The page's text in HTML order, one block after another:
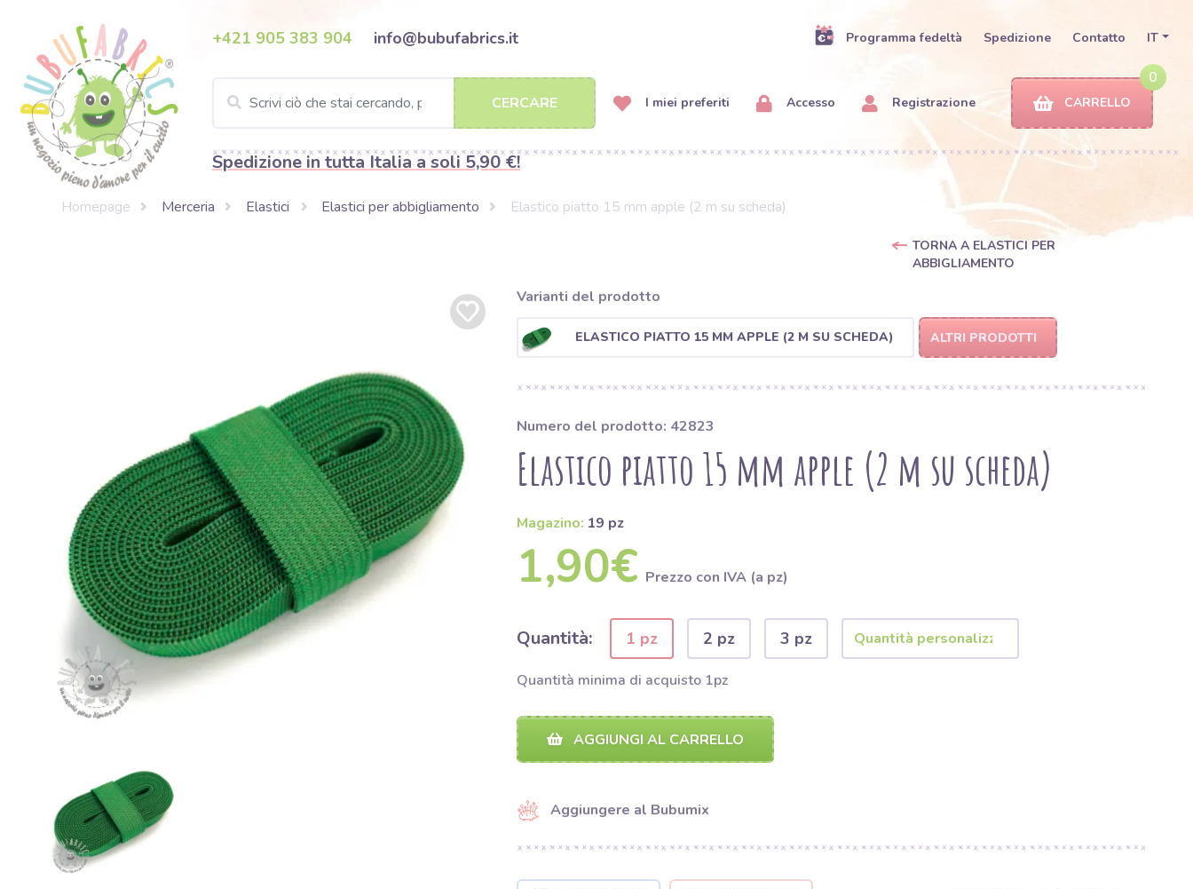
+421 905 383 904 info@bubufabrics.it Programma fedeltà Spedizione Contatto IT
CERCARE I miei preferiti Accesso Registrazione
0
CARRELLO
Spedizione in tutta Italia a soli 5,90 €!
Homepage Merceria Elastici Elastici per abbigliamento Elastico piatto 15 mm apple (2 m su scheda)
TORNA A ELASTICI PER
ABBIGLIAMENTO
Varianti del prodotto
ELASTICO PIATTO 15 MM APPLE (2 M SU SCHEDA) ALTRI PRODOTTI
Numero del prodotto: 42823
Elastico piatto 15 mm apple (2 m su scheda)
Magazino: 19 pz
1,90€ Prezzo con IVA (a pz)
Quantità: 1 pz 2 pz 3 pz
Quantità minima di acquisto 1pz
AGGIUNGI AL CARRELLO
Aggiungere al Bubumix